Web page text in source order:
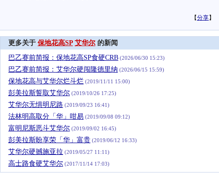
【分享】
更多关于 保地花高SP 艾华尔的新闻
巴乙赛前简报：保地花高SP食硬CRB (2026/06/30 15:23)
巴乙赛前简报：艾华尔硬闯隆德里纳 (2026/06/15 15:59)
保地花高与艾华尔烂斗烂 (2019/11/11 15:00)
彭美拉斯誓取艾华尔 (2019/10/26 17:25)
艾华尔无惧明尼路 (2019/09/23 16:41)
法林明高取分「华」咁易 (2019/09/08 09:12)
富明尼斯恶斗艾华尔 (2019/09/02 16:45)
彭美拉斯盼享荣「华」富贵 (2019/06/12 16:33)
艾华尔硬撼施亚拉 (2019/05/27 11:11)
高士路食硬艾华尔 (2017/11/14 17:03)